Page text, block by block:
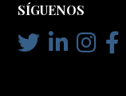
SÍGUENOS